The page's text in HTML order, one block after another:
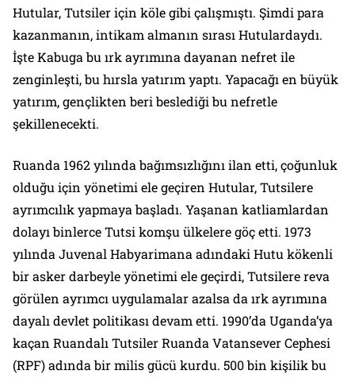
Hutular, Tutsiler için köle gibi çalışmıştı. Şimdi para
kazanmanın, intikam almanın sırası Hutulardaydı.
İşte Kabuga bu ırk ayrımına dayanan nefret ile
zenginleşti, bu hırsla yatırım yaptı. Yapacağı en büyük
yatırım, gençlikten beri beslediği bu nefretle
şekillenecekti.
Ruanda 1962 yılında bağımsızlığını ilan etti, çoğunluk
olduğu için yönetimi ele geçiren Hutular, Tutsilere
ayrımcılık yapmaya başladı. Yaşanan katliamlardan
dolayı binlerce Tutsi komşu ülkelere göç etti. 1973
yılında Juvenal Habyarimana adındaki Hutu kökenli
bir asker darbeyle yönetimi ele geçirdi, Tutsilere reva
görülen ayrımcı uygulamalar azalsa da ırk ayrımına
dayalı devlet politikası devam etti. 1990’da Uganda’ya
kaçan Ruandalı Tutsiler Ruanda Vatansever Cephesi
(RPF) adında bir milis gücü kurdu. 500 bin kişilik bu